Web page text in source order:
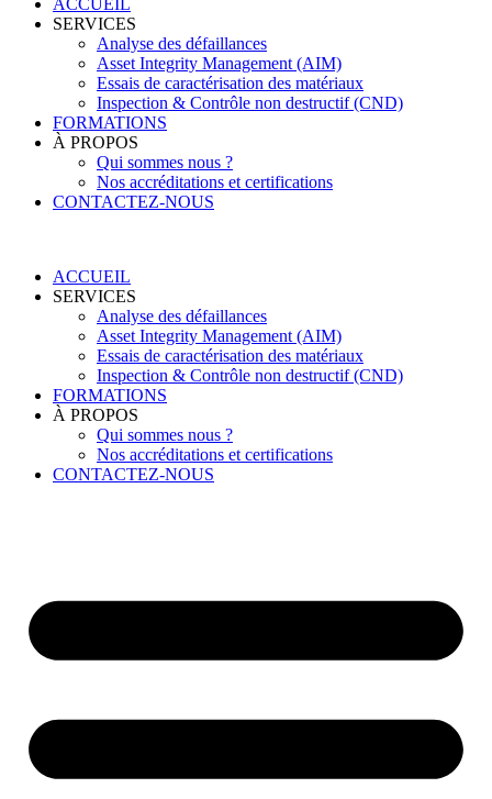
ACCUEIL
SERVICES
Analyse des défaillances
Asset Integrity Management (AIM)
Essais de caractérisation des matériaux
Inspection & Contrôle non destructif (CND)
FORMATIONS
À PROPOS
Qui sommes nous ?
Nos accréditations et certifications
CONTACTEZ-NOUS
ACCUEIL
SERVICES
Analyse des défaillances
Asset Integrity Management (AIM)
Essais de caractérisation des matériaux
Inspection & Contrôle non destructif (CND)
FORMATIONS
À PROPOS
Qui sommes nous ?
Nos accréditations et certifications
CONTACTEZ-NOUS